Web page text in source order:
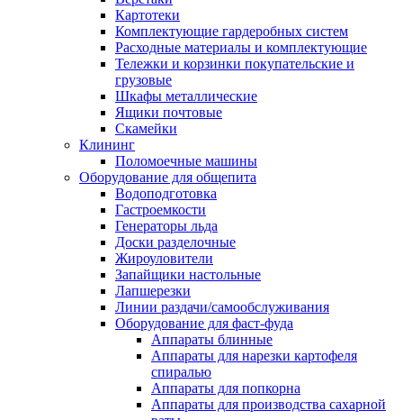
Картотеки
Комплектующие гардеробных систем
Расходные материалы и комплектующие
Тележки и корзинки покупательские и
грузовые
Шкафы металлические
Ящики почтовые
Скамейки
Клининг
Поломоечные машины
Оборудование для общепита
Водоподготовка
Гастроемкости
Генераторы льда
Доски разделочные
Жироуловители
Запайщики настольные
Лапшерезки
Линии раздачи/самообслуживания
Оборудование для фаст-фуда
Аппараты блинные
Аппараты для нарезки картофеля
спиралью
Аппараты для попкорна
Аппараты для производства сахарной